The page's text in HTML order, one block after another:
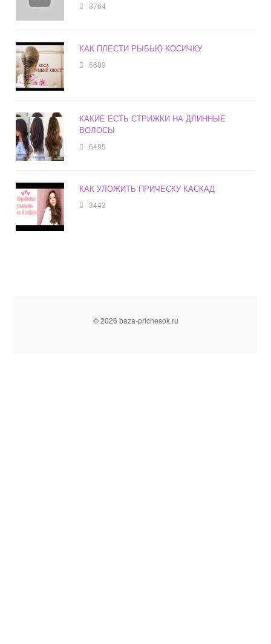
3764
КАК ПЛЕСТИ РЫБЬЮ КОСИЧКУ
6689
КАКИЕ ЕСТЬ СТРИЖКИ НА ДЛИННЫЕ
ВОЛОСЫ
6495
КАК УЛОЖИТЬ ПРИЧЕСКУ КАСКАД
3443
© 2026 baza-prichesok.ru